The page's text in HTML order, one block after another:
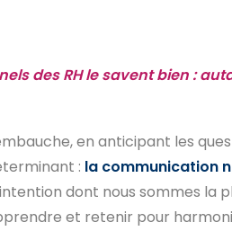
des RH le savent bien :
en anticipant les
: la communication
dont nous sommes la
et retenir pour